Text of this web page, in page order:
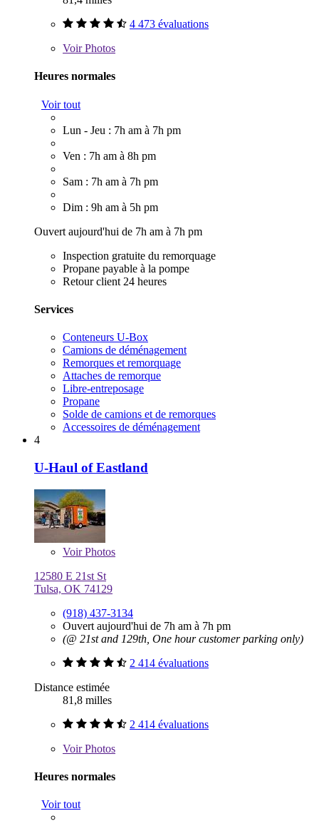
4 473 évaluations
VoirPhotos
Heures normales
Voir tout
Lun - Jeu : 7h am à 7h pm
Ven : 7h am à 8h pm
Sam : 7h am à 7h pm
Dim : 9h am à 5h pm
Ouvert aujourd'hui de 7h am à 7h pm
Inspection gratuite du remorquage
Propane payable à la pompe
Retour client 24 heures
Services
Conteneurs U-Box
Camions de déménagement
Remorques et remorquage
Attaches de remorque
Libre-entreposage
Propane
Solde de camions et de remorques
Accessoires de déménagement
4
U-Haul of Eastland
VoirPhotos
12580 E 21st St
Tulsa, OK 74129
(918) 437-3134
Ouvert aujourd'hui de 7h am à 7h pm
(@ 21st and 129th, One hour customer parking only)
2 414 évaluations
Distance estimée
81,8 milles
2 414 évaluations
VoirPhotos
Heures normales
Voir tout